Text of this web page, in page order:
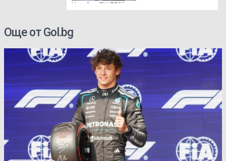
Украйна (ВИДЕО)
Още от Gol.bg